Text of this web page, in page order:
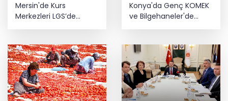
Mersin'de Kurs
Merkezleri LGS’de
büyük başarıya imza
Konya'da Genç KOMEK
ve Bilgehaneler'de
eğlenceli yaz